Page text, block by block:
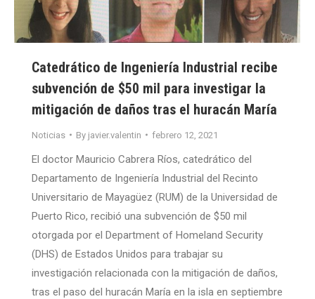
Catedrático de Ingeniería Industrial recibe
subvención de $50 mil para investigar la
mitigación de daños tras el huracán María
Noticias By javier.valentin febrero 12, 2021
El doctor Mauricio Cabrera Ríos, catedrático del
Departamento de Ingeniería Industrial del Recinto
Universitario de Mayagüez (RUM) de la Universidad de
Puerto Rico, recibió una subvención de $50 mil
otorgada por el Department of Homeland Security
(DHS) de Estados Unidos para trabajar su
investigación relacionada con la mitigación de daños,
tras el paso del huracán María en la isla en septiembre